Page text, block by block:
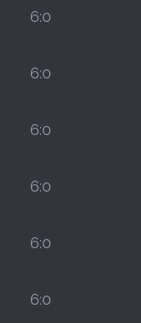
6:0
6:0
6:0
6:0
6:0
6:0